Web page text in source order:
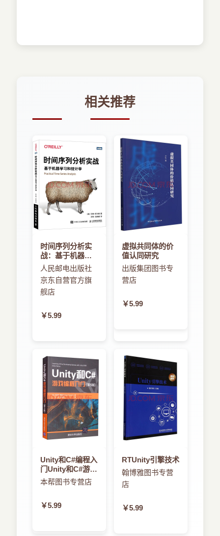
相关推荐
时间序列分析实
战：基于机器学
习和统计学
人民邮电出版社
京东自营官方旗
舰店
￥5.99
虚拟共同体的价
值认同研究
出版集团图书专
营店
￥5.99
Unity和C#编程入
门Unity和C#游戏
编程入门
本帮图书专营店
￥5.99
RTUnity引擎技术
翰博雅图书专营
店
￥5.99